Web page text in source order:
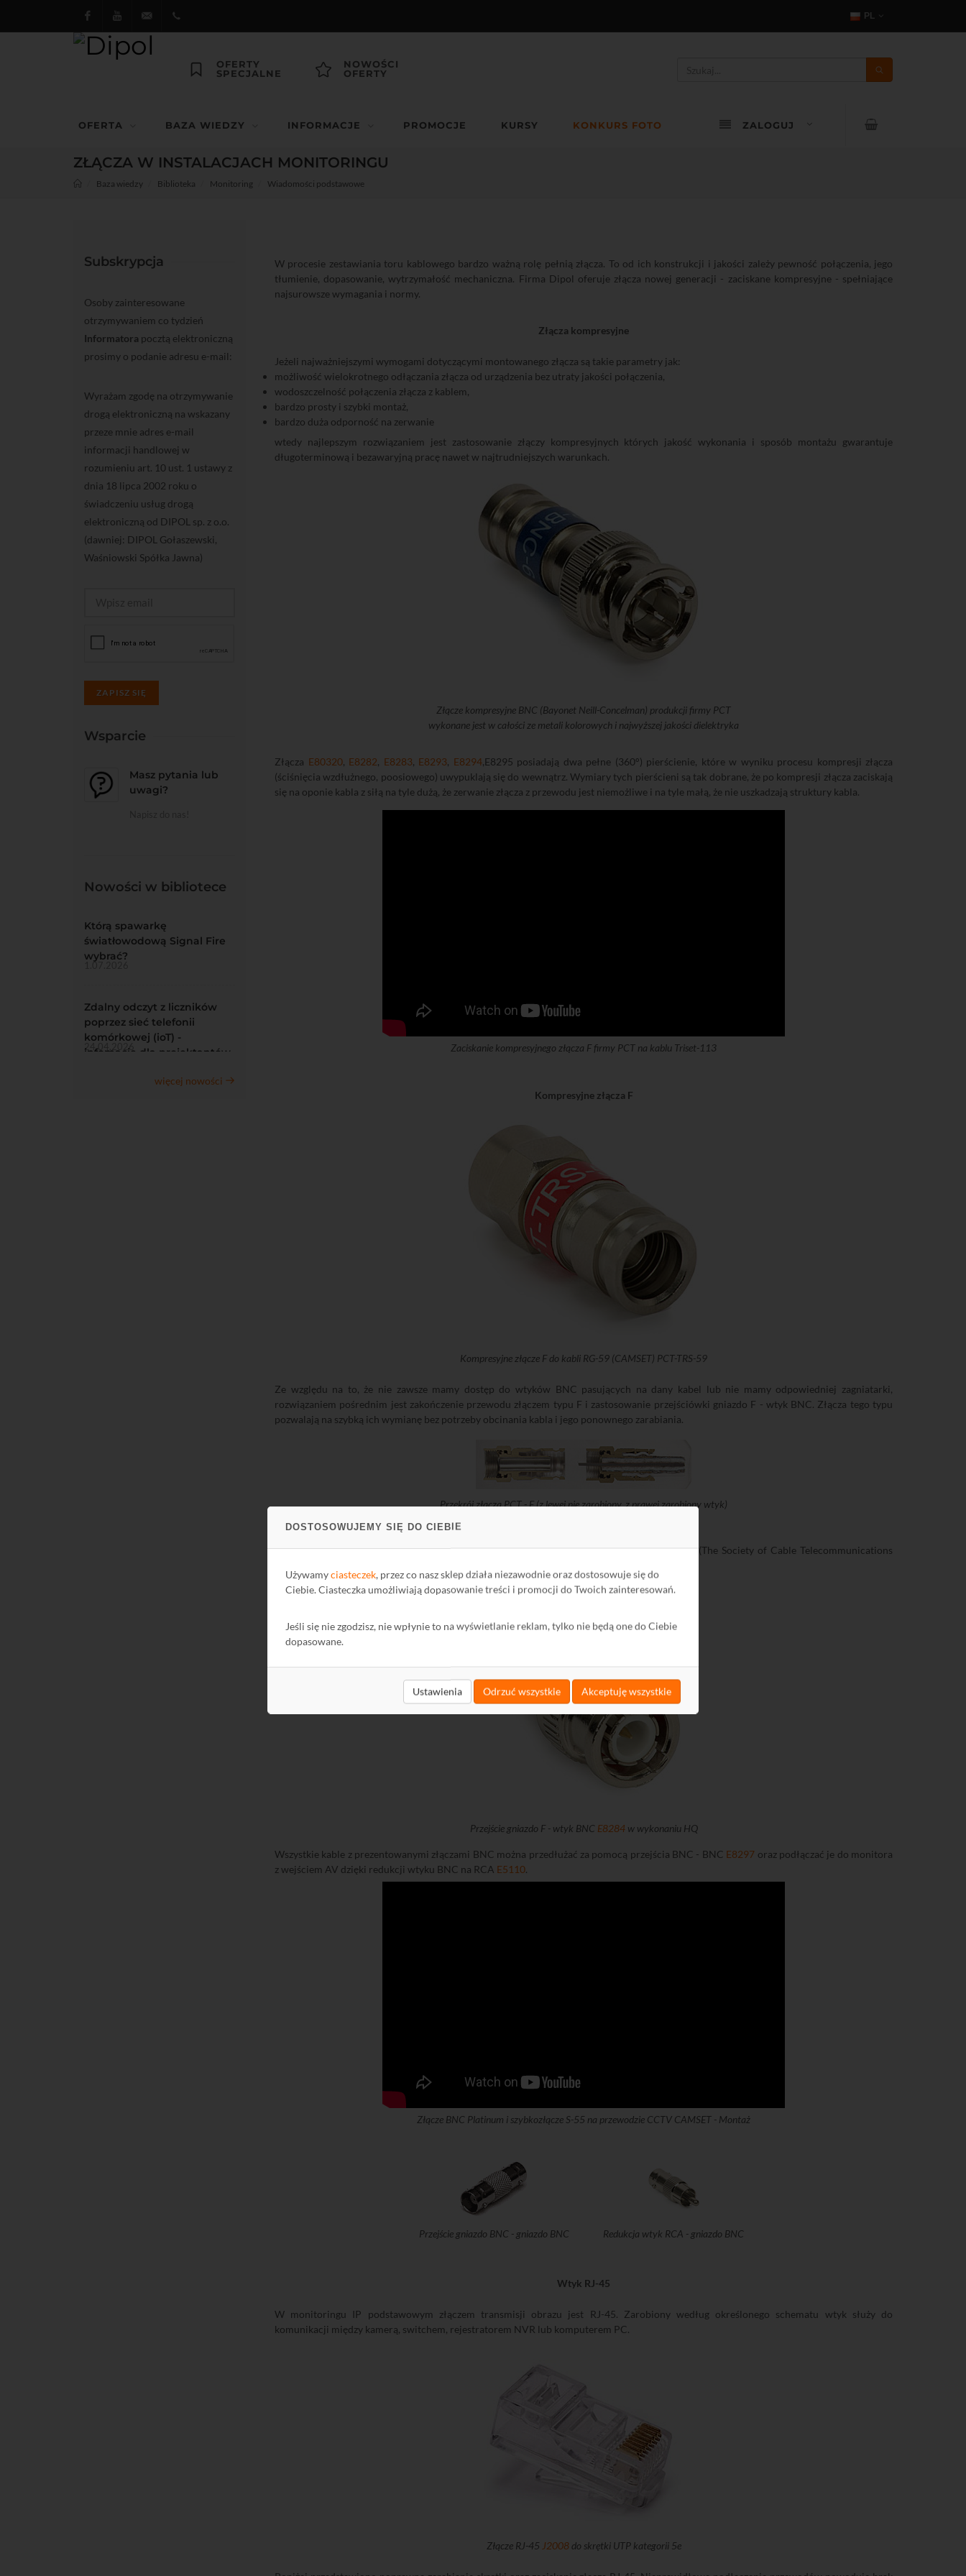
DOSTOSOWUJEMY SIĘ DO CIEBIE
Używamyciasteczek, przez co nasz sklep działa niezawodnie oraz dostosowuje się do
Ciebie. Ciasteczka umożliwiają dopasowanie treści i promocji do Twoich zainteresowań.
Jeśli się nie zgodzisz, nie wpłynie to na wyświetlanie reklam, tylko nie będą one do Ciebie
dopasowane.
Ustawienia Odrzuć wszystkie Akceptuję wszystkie
FacebookYoutubedipol@dipol.com.pl
PL
OFERTY
SPECJALNE
NOWOŚCI
OFERTY
OFERTA BAZA WIEDZY INFORMACJE PROMOCJE KURSY KONKURS FOTO ZALOGUJ
ZŁĄCZA W INSTALACJACH MONITORINGU
Baza wiedzy Biblioteka Monitoring Wiadomości podstawowe
W procesie zestawiania toru kablowego bardzo ważną rolę pełnią złącza. To od ich konstrukcji i jakości zależy pewność połączenia, jego
tłumienie, dopasowanie, wytrzymałość mechaniczna. Firma Dipol oferuje złącza nowej generacji - zaciskane kompresyjne - spełniające
najsurowsze wymagania i normy.
Złącza kompresyjne
Jeżeli najważniejszymi wymogami dotyczącymi montowanego złącza są takie parametry jak:
możliwość wielokrotnego odłączania złącza od urządzenia bez utraty jakości połączenia,
wodoszczelność połączenia złącza z kablem,
bardzo prosty i szybki montaż,
bardzo duża odporność na zerwanie
wtedy najlepszym rozwiązaniem jest zastosowanie złączy kompresyjnych których jakość wykonania i sposób montażu gwarantuje
długoterminową i bezawaryjną pracę nawet w najtrudniejszych warunkach.
Złącze kompresyjne BNC (Bayonet Neill-Concelman) produkcji firmy PCT
wykonane jest w całości ze metali kolorowych i najwyższej jakości dielektryka
Złącza E80320, E8282, E8283, E8293, E8294,E8295 posiadają dwa pełne (360°) pierścienie, które w wyniku procesu kompresji złącza
(ściśnięcia wzdłużnego, poosiowego) uwypuklają się do wewnątrz. Wymiary tych pierścieni są tak dobrane, że po kompresji złącza zaciskają
się na oponie kabla z siłą na tyle dużą, że zerwanie złącza z przewodu jest niemożliwe i na tyle małą, że nie uszkadzają struktury kabla.
Zaciskanie kompresyjnego złącza F firmy PCT na kablu Triset-113
Kompresyjne złącza F
Kompresyjne złącze F do kabli RG-59 (CAMSET) PCT-TRS-59
Ze względu na to, że nie zawsze mamy dostęp do wtyków BNC pasujących na dany kabel lub nie mamy odpowiedniej zagniatarki,
rozwiązaniem pośrednim jest zakończenie przewodu złączem typu F i zastosowanie przejściówki gniazdo F - wtyk BNC. Złącza tego typu
pozwalają na szybką ich wymianę bez potrzeby obcinania kabla i jego ponownego zarabiania.
Przekrój złącza PCT - F (z lewej nie zarobiony, z prawej zarobiony wtyk)
Profesjonalny wtyk kompresyjny FE80320
spełnia wszystkie zalecenia stowarzyszenia SCTE (The Society of Cable Telecommunications
Przejście gniazdo F - wtyk BNC E8284w wykonaniu HQ
Wszystkie kable z prezentowanymi złączami BNC można przedłużać za pomocą przejścia BNC - BNC E8297 oraz podłączać je do monitora
z wejściem AV dzięki redukcji wtyku BNC na RCA E5110.
Złącze BNC Platinum i szybkozłącze S-55 na przewodzie CCTV CAMSET - Montaż
Przejście gniazdo BNC - gniazdo BNC Redukcja wtyk RCA - gniazdo BNC
Wtyk RJ-45
W monitoringu IP podstawowym złączem transmisji obrazu jest RJ-45. Zarobiony według określonego schematu wtyk służy do
komunikacji między kamerą, switchem, rejestratorem NVR lub komputerem PC.
Złącze RJ-45 J2008do skrętki UTP kategorii 5e
Subskrypcja
Osoby zainteresowane
otrzymywaniem co tydzień
Informatora pocztą elektroniczną
prosimy o podanie adresu e-mail:
Wyrażam zgodę na otrzymywanie
drogą elektroniczną na wskazany
przeze mnie adres e-mail
informacji handlowej w
rozumieniu art. 10 ust. 1 ustawy z
dnia 18 lipca 2002 roku o
świadczeniu usług drogą
elektroniczną od DIPOL sp. z o.o.
(dawniej: DIPOL Gołaszewski,
Waśniowski Spółka Jawna)
ZAPISZ SIĘ
Wsparcie
Masz pytania lub
uwagi?
Nowości w bibliotece
Którą spawarkę
światłowodową Signal Fire
wybrać?
1.07.2026
Zdalny odczyt z liczników
poprzez sieć telefonii
komórkowej (ioT) -
infomacje dla projektantów
24.04.2026
więcej nowości